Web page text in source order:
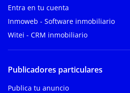
Entra en tu cuenta
Inmoweb - Software inmobiliario
Witei - CRM inmobiliario
Publicadores particulares
Publica tu anuncio